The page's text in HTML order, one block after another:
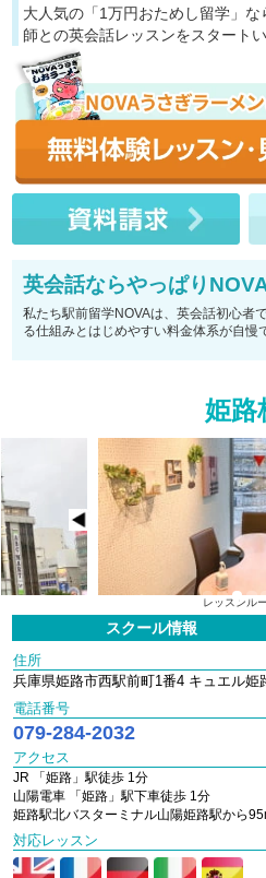
大人気の「1万円おためし留学」な
師との英会話レッスンをスタートい
英会話ならやっぱり
私たち駅前留学NOVAは、英会話初心者
る仕組みとはじめやすい料金体系が自慢
姫路
スクール情報
住所
兵庫県姫路市西駅前町1番4 キュエル姫
電話番号
079-284-2032
アクセス
JR 「姫路」駅徒歩 1分
山陽電車 「姫路」駅下車徒歩 1分
姫路駅北バスターミナル山陽姫路駅から
対応レッスン
レッスンル
1 2 3 4